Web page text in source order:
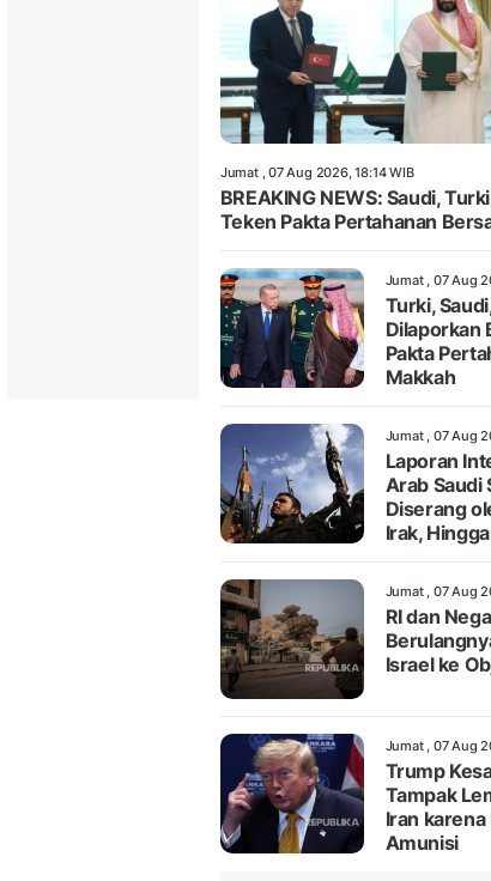
Jumat , 07 Aug 2026, 18:14 WIB
BREAKING NEWS: Saudi,
Teken Pakta Pertahanan
Jumat , 07 Aug
Turki,
Dilaporkan
Pakta
Makkah
Jumat , 07 Aug
Laporan
Arab Saudi
Diserang
Irak,
Jumat , 07 Aug
RI dan
Israel ke
Jumat , 07 Aug
Trump
Tampak
Iran
Amunisi